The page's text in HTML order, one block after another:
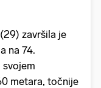
(29) završila je
na 74.
svojem
metara, točnije